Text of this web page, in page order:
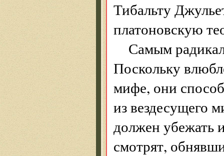
Тибальту
платоновскую
Самым
Поскольку
мифе, они
из вездесущего
должен убежать
смотрят,